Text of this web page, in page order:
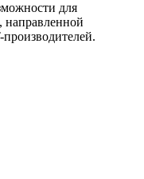
для
направленной